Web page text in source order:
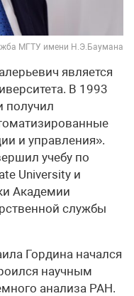
МГТУ имени Н.Э.Баумана
является
В 1993
получил
и управления».
учебу по
University и
Академии
службы
Гордина начался
научным
анализа РАН.